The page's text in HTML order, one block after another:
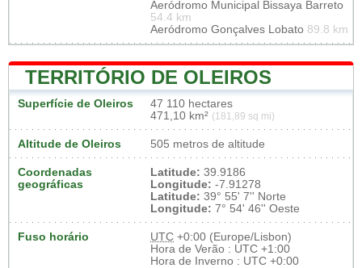
Aeródromo Municipal Bissaya Barreto
54.4 km
Aeródromo Gonçalves Lobato 89.8 km
TERRITÓRIO DE OLEIROS
Superfície de Oleiros
47 110 hectares
471,10 km² (181,89 sq mi)
Altitude de Oleiros 505 metros de altitude
Coordenadas
geográficas
Latitude: 39.9186
Longitude: -7.91278
Latitude: 39° 55' 7'' Norte
Longitude: 7° 54' 46'' Oeste
Fuso horário UTC +0:00 (Europe/Lisbon)
Hora de Verão : UTC +1:00
Hora de Inverno : UTC +0:00